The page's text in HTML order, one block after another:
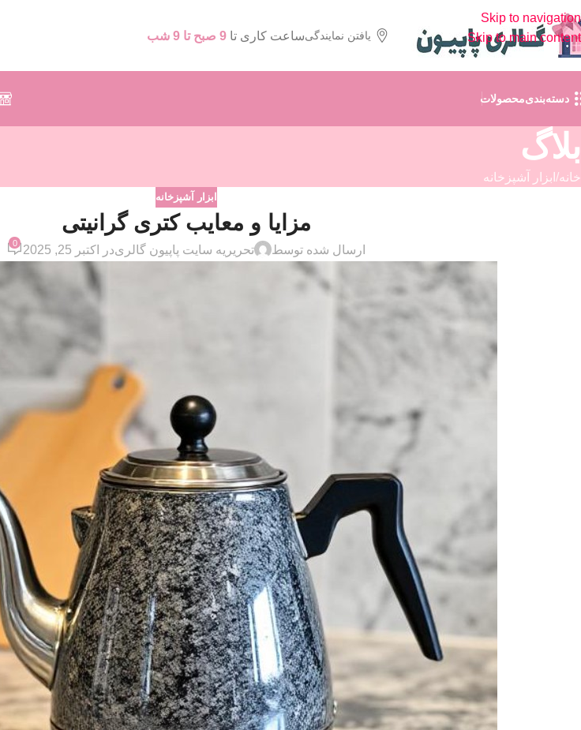
Skip to navigation
Skip to main content
یافتن نمایندگیساعت کاری تا 9 صبح تا 9 شب
دسته‌بندی‌محصولات
بلاگ
خانه ابزار آشپزخانه
ابزار آشپزخانه
مزایا و معایب کتری گرانیتی
ارسال شده توسط تحریریه سایت پاپیون گالریدر اکتبر 25, 2025
0